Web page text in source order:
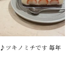
ツキノミチです️ 毎年